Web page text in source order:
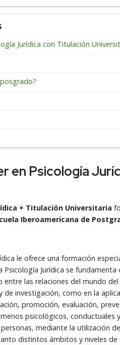
Jurídica con Titulación
en Psicología
+ Titulación Universitaria
Iberoamericana de
le ofrece una formación
Jurídica se
las relaciones del mundo
investigación, como en la
promoción, evaluación,
psicológicos, conductuales
mediante la utilización
distintos ámbitos y niveles